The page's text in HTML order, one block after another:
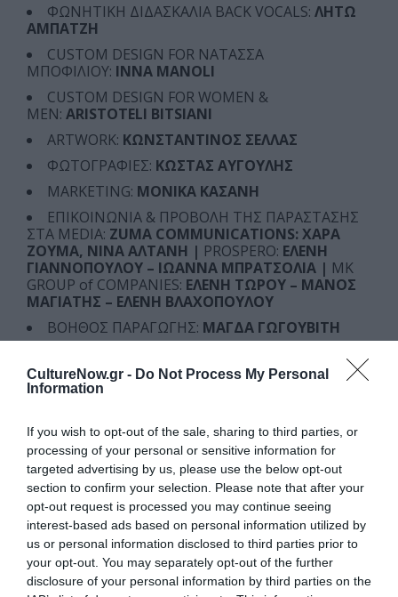
CultureNow.gr - Do Not Process My Personal
Information
If you wish to opt-out of the sale, sharing to third parties, or
processing of your personal or sensitive information for
targeted advertising by us, please use the below opt-out
section to confirm your selection. Please note that after your
opt-out request is processed you may continue seeing
interest-based ads based on personal information utilized by
us or personal information disclosed to third parties prior to
your opt-out. You may separately opt-out of the further
disclosure of your personal information by third parties on the
ΦΩΝΗΤΙΚΗ ΔΙΔΑΣΚΑΛΙΑ BACK VOCALS: ΛΗΤΩ
ΑΜΠΑΤΖΗ
CUSTOM DESIGN FOR ΝΑΤΑΣΣΑ
ΜΠΟΦΙΛΙΟΥ: INNA MANOLI
CUSTOM DESIGN FOR WOMEN &
MEN: ARISTOTELI BITSIANI
ARTWORK: ΚΩΝΣΤΑΝΤΙΝΟΣ ΣΕΛΛΑΣ
ΦΩΤΟΓΡΑΦΙΕΣ: ΚΩΣΤΑΣ ΑΥΓΟΥΛΗΣ
MARKETING: ΜΟΝΙΚΑ ΚΑΣΑΝΗ
ΕΠΙΚΟΙΝΩΝΙΑ & ΠΡΟΒΟΛΗ ΤΗΣ ΠΑΡΑΣΤΑΣΗΣ
ΣΤΑ MEDIA: ZUMA COMMUNICATIONS: ΧΑΡΑ
ΖΟΥΜΑ, ΝΙΝΑ ΑΛΤΑΝΗ | PROSPERO: ΕΛΕΝΗ
ΓΙΑΝΝΟΠΟΥΛΟΥ – ΙΩΑΝΝΑ ΜΠΡΑΤΣΟΛΙΑ | MK
GROUP of COMPANIES: ΕΛΕΝΗ ΤΩΡΟΥ – ΜΑΝΟΣ
ΜΑΓΙΑΤΗΣ – ΕΛΕΝΗ ΒΛΑΧΟΠΟΥΛΟΥ
ΒΟΗΘΟΣ ΠΑΡΑΓΩΓΗΣ: ΜΑΓΔΑ ΓΩΓΟΥΒΙΤΗ
ΜΑΡΟΣΟΥΛΗΣ – ΧΑΡΑ ΜΑΓΑΛΙΟΥ
ΠΑΡΑΓΩΓΗ:
ΑΓΓΕΛΟΣ ΚΟΤΑΡΙΔΗΣ
MANAGEMENT:PROSPERO
Ταυτότητα Εκδήλωσης
Ημερομηνία:
Από:
03/02/2024